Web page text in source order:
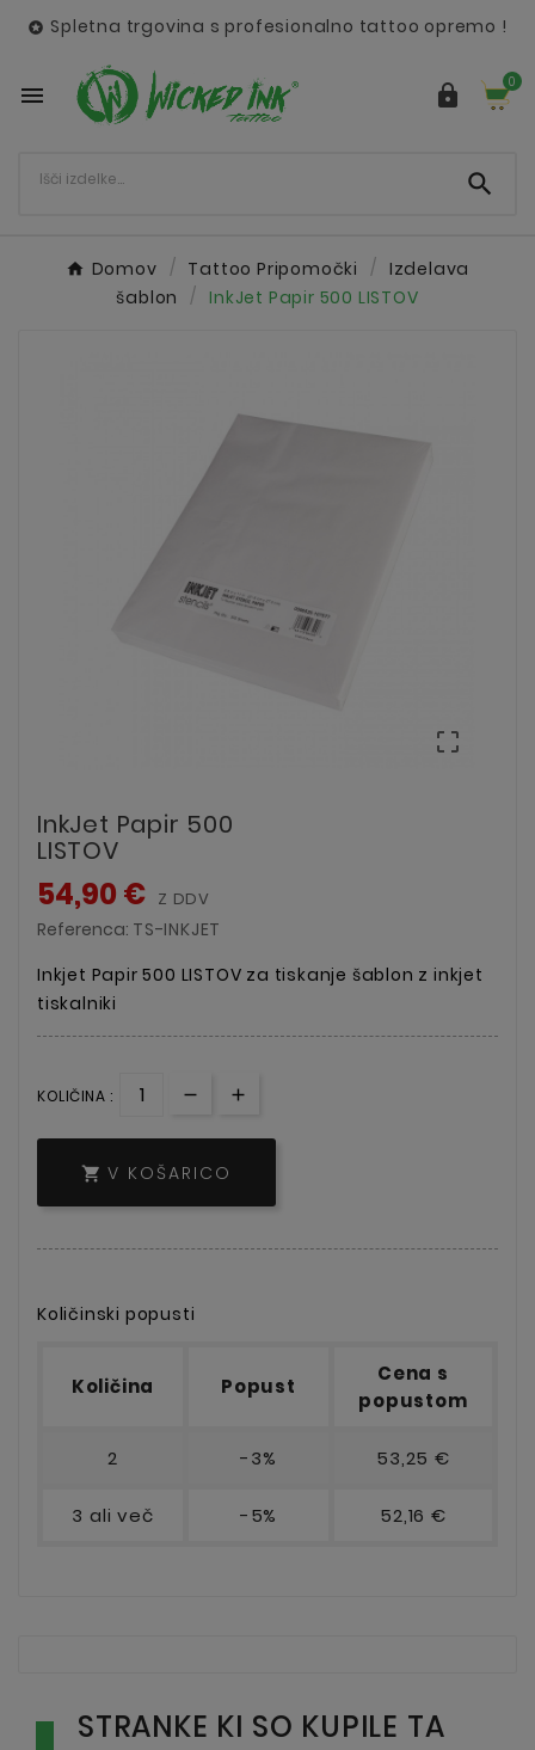
 Spletna trgovina s profesionalno tattoo opremo !
  0

Domov Tattoo Pripomočki
Izdelava
šablon
InkJet Papir 500 LISTOV

InkJet Papir 500
LISTOV
54,90 € Z DDV
Referenca: TS-INKJET
Inkjet Papir 500 LISTOV za tiskanje šablon z inkjet
tiskalniki
KOLIČINA :
 V KOŠARICO
Količinski popusti
Količina Popust
Cena s
popustom
2 -3% 53,25 €
3 ali več -5% 52,16 €
STRANKE KI SO KUPILE TA